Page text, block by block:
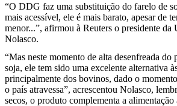
“O DDG faz uma substituição do farelo de
mais acessível, ele é mais barato, apesar de
menor...”, afirmou à Reuters o presidente da
Nolasco.
“Mas neste momento de alta desenfreada do
soja, ele tem sido uma excelente alternativa
principalmente dos bovinos, dado o
o país atravessa”, acrescentou Nolasco,
secos, o produto complementa a alimentação